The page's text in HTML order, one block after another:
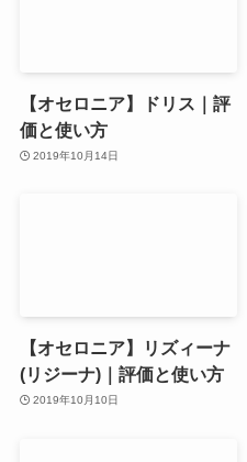
【オセロニア】ドリス｜評
価と使い方
2019年10月14日
【オセロニア】リズィーナ
(リジーナ)｜評価と使い方
2019年10月10日